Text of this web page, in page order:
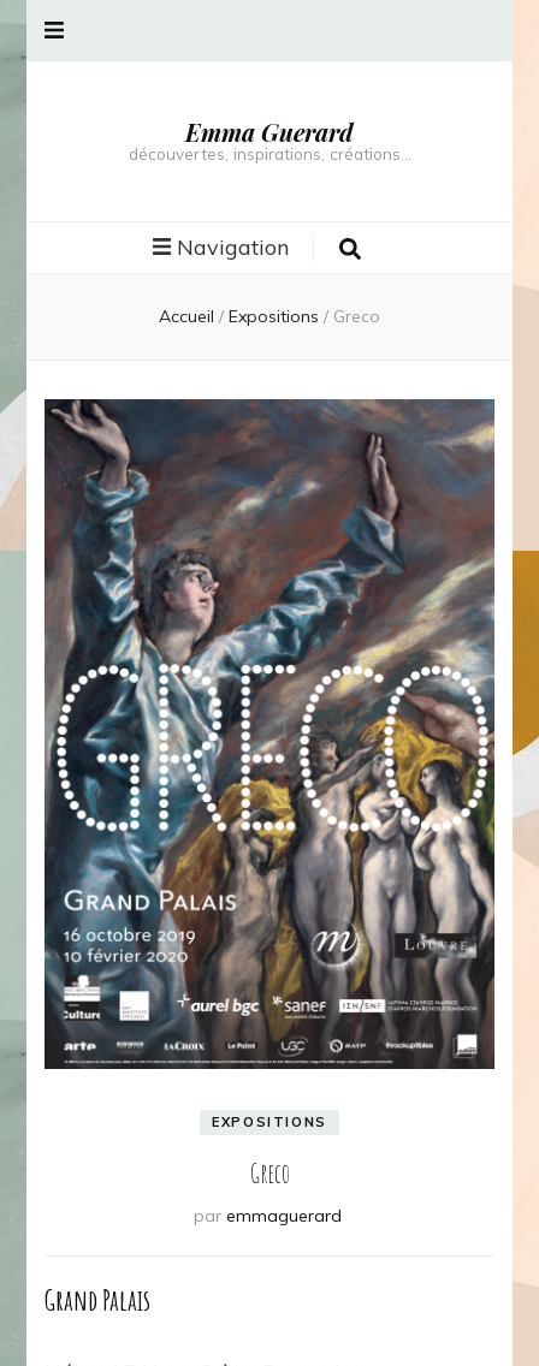
Emma Guerard
découvertes, inspirations, créations…
Navigation
Accueil / Expositions / Greco
EXPOSITIONS
Greco
par emmaguerard
Grand Palais